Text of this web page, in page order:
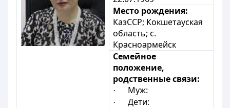
Место рождения:
КазССР; Кокшетауская
область; с.
Красноармейск
Семейное
положение,
родственные связи:
· Муж:
·
Дети: